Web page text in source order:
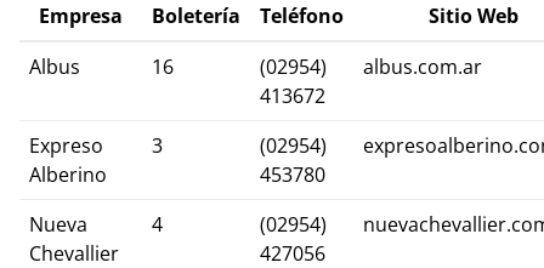
Empresa Boletería Teléfono
Sitio Web
Albus
16
(02954)
413672
albus.com.ar
Expreso
Alberino
3
(02954)
453780
Nueva
Chevallier
4
(02954)
427056